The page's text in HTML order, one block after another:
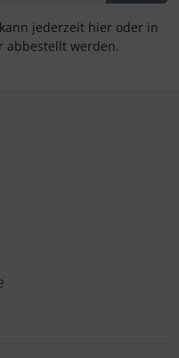
jederzeit hier oder in
abbestellt werden.